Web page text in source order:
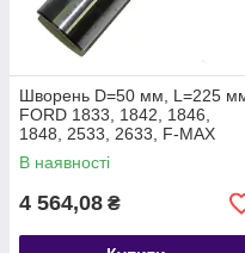
Шворень D=50 мм, L=225
FORD 1833, 1842, 1846,
1848, 2533, 2633, F-MAX
T202640 DC463115AA
В наявності
4 564,08 ₴